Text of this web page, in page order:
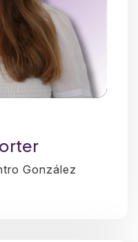
González